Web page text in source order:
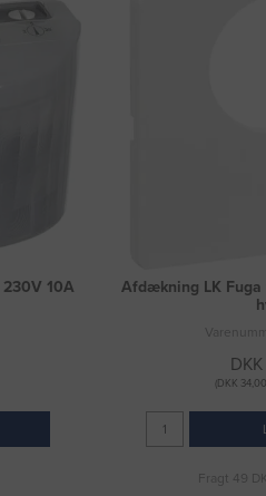
230V 10A
Afdækning LK Fuga
(DKK
Fragt 49